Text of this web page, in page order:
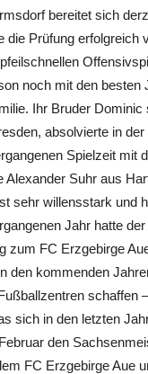
bereitet sich
die Prüfung
noch mit den
Ihr Bruder
absolvierte in
Spielzeit mit
Alexander Suhr aus
sehr willensstark und
Jahr hatte
zum FC Erzgebirge
den kommenden
schaffen
sich in den letzten
den
FC Erzgebirge Aue